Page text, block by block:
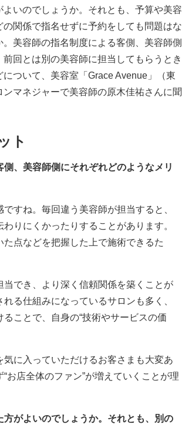
よいのでしょうか。それとも、予算や美容
の関係で指名せずに予約をしても問題はな
。美容師の指名制度による客側、美容師側
前回とは別の美容師に担当してもらうとき
について、美容室「Grace Avenue」（東
ンマネジャーで美容師の原木佳祐さんに聞
ト
、美容師側にそれぞれどのようなメリ
すね。毎回違う美容師が担当すると、
りにくかったりすることがあります。
点などを把握した上で施術できるた
でき、より深く信頼関係を築くことが
る仕組みになっているサロンも多く、
ことで、自身の“技術やサービスの価
に入っていただけるお客さまも大変あ
お店全体のファン”が増えていくことが理
がよいのでしょうか。それとも、別の